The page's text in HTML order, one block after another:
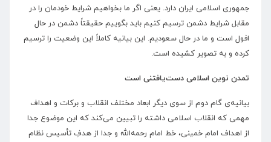
جمهوری اسلامی ایران دارد. یعنی اگر ما بخواهیم شرایط خودمان را در
مقابل شرایط دشمن ترسیم کنیم باید بگوییم حقیقتاً دشمن در حال
افول است و ما در حال سعودیم. این بیانیه کاملاً این وضعیت را ترسیم
کرده و به تصویر کشیده است.
تمدن نوین اسلامی دست‌یافتنی است
بیانیه‌ی گام دوم از سوی دیگر ابعاد مختلف انقلاب و برکات و اهداف
مهمی که انقلاب اسلامی داشته را تبیین می‌کند که این موضوع جدا
از اهداف امام خمینی، خط امام رحمه‌الله و جدا از هدفِ تأسیس نظام